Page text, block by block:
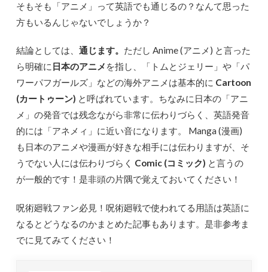
そもそも「アニメ」って英語でも通じるの？なんて思った
方もいるんじゃないでしょうか？
結論としては、 通じます。 ただし Anime (アニメ) と言った
ら明確に 日本のアニメ を指し、「トムとジェリー」や「パ
ワーパフガールズ」などの海外アニメは基本的に Cartoon
(カートゥーン) と呼ばれています。ちなみに日本の「アニ
メ」の発音では残念ながら非常に伝わりづらく、英語発音
的には「アネメィ」に近い音になります。 Manga (漫画)
も日本のアニメや漫画が好きな相手には伝わりますが、そ
うでない人には伝わりづらく Comic (コミック) と言うの
が一般的です！是非頭の片隅で覚えておいてください！
呪術廻戦ファン必見！呪術廻戦で使われてる用語は英語に
なるとどうなるのかまとめた記事もあります。是非参考ま
でに見てみてください！